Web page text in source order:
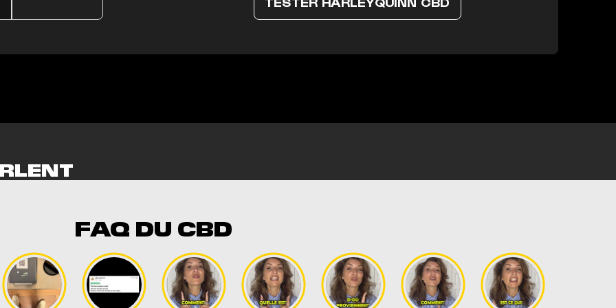
! Douce et forte à la fois ! Je l’adore ! Un vrai kiff
Time)
FAQ DU CBD